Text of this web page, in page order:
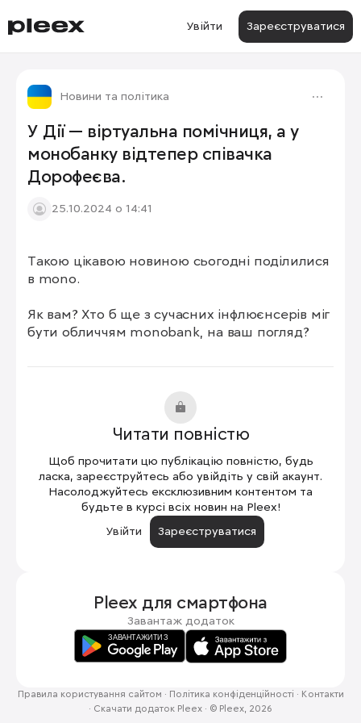
Увійти Зареєструватися
Новини та політика
У Дії — віртуальна помічниця, а у
монобанку відтепер співачка
Дорофеєва.
25.10.2024 о 14:41
1/2
Такою цікавою новиною сьогодні поділилися
в mono.
Як вам? Хто б ще з сучасних інфлюєнсерів міг
бути обличчям monobank, на ваш погляд?
Читати повністю
Щоб прочитати цю публікацію повністю, будь
ласка, зареєструйтесь або увійдіть у свій акаунт.
Насолоджуйтесь ексклюзивним контентом та
будьте в курсі всіх новин на Pleex!
Увійти
Зареєструватися
Pleex для смартфона
Завантаж додаток
Правила користування сайтом · Політика конфіденційності · Контакти
· Скачати додаток Pleex · © Pleex, 2026